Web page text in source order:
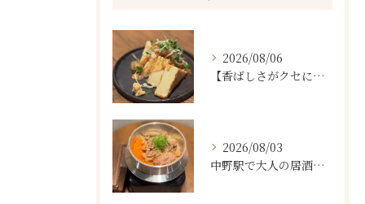
2026/08/06
【香ばしさがクセになる。
2026/08/03
中野駅で大人の居酒屋をお探しならぜひワラテルへ！